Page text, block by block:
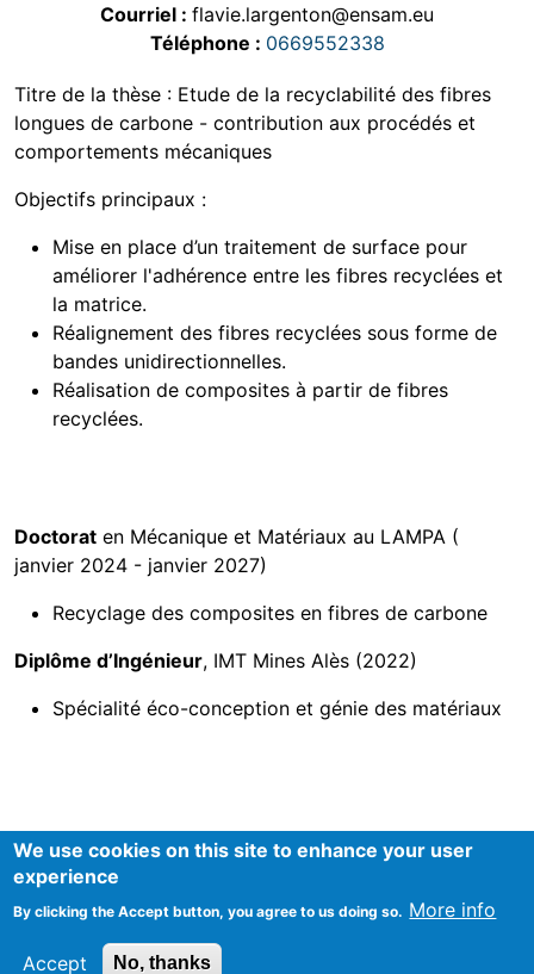
Courriel
flavie.largenton@ensam.eu
Téléphone
0669552338
Titre de la thèse : Etude de la recyclabilité des fibres
longues de carbone - contribution aux procédés et
comportements mécaniques
Objectifs principaux :
Mise en place d’un traitement de surface pour
améliorer l'adhérence entre les fibres recyclées et
la matrice.
Réalignement des fibres recyclées sous forme de
bandes unidirectionnelles.
Réalisation de composites à partir de fibres
recyclées.
Doctorat en Mécanique et Matériaux au LAMPA (
janvier 2024 - janvier 2027)
Recyclage des composites en fibres de carbone
Diplôme d’Ingénieur, IMT Mines Alès (2022)
Spécialité éco-conception et génie des matériaux
Mentions Légales
We use cookies on this site to enhance your user
experience
By clicking the Accept button, you agree to us doing so. More info
Accept No, thanks